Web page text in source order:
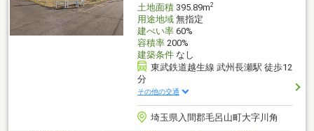
土地面積395.89m2
用途地域無指定
建ぺい率60%
容積率200%
建築条件なし
東武鉄道越生線 武州長瀬駅 徒歩12
分
その他の交通
埼玉県入間郡毛呂山町大字川角